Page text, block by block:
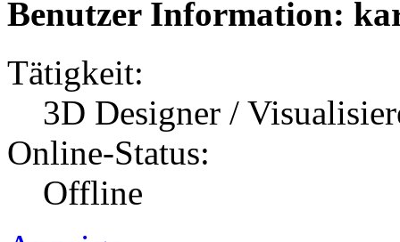
Benutzer Information:
Tätigkeit:
3D Designer /
Online-Status:
Offline